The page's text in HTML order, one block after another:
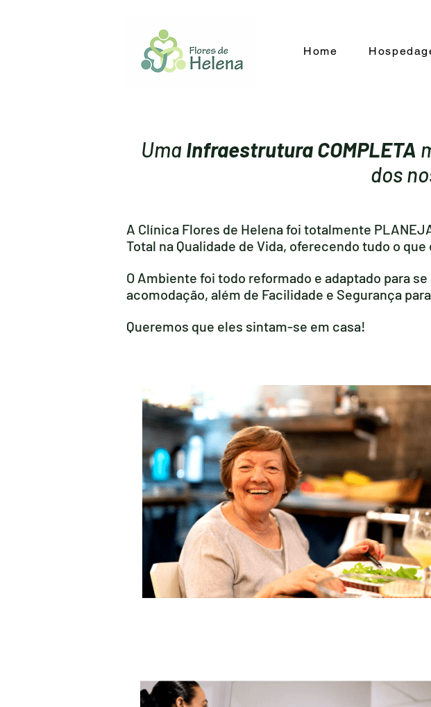
Home
Uma Infraestrutura COMPLETA
dos
A Clínica Flores de Helena foi totalmente
Total na Qualidade de Vida, oferecendo tudo o
O Ambiente foi todo reformado e adaptado para
acomodação, além de Facilidade e Segurança
Queremos que eles sintam-se em casa!